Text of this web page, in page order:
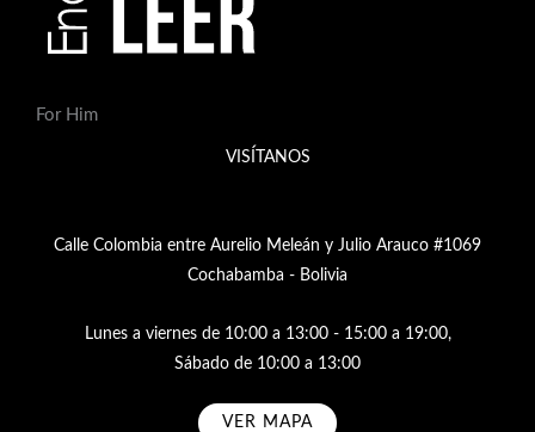
For Him
VISÍTANOS
Calle Colombia entre Aurelio Meleán y Julio Arauco #1069
Cochabamba - Bolivia
Lunes a viernes de 10:00 a 13:00 - 15:00 a 19:00,
Sábado de 10:00 a 13:00
VER MAPA